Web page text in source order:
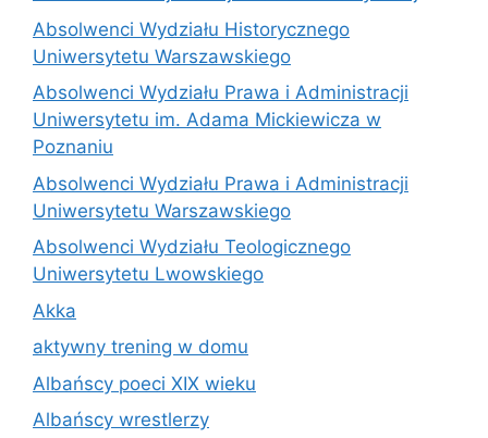
Absolwenci Wydziału Historycznego
Uniwersytetu Warszawskiego
Absolwenci Wydziału Prawa i Administracji
Uniwersytetu im. Adama Mickiewicza w
Poznaniu
Absolwenci Wydziału Prawa i Administracji
Uniwersytetu Warszawskiego
Absolwenci Wydziału Teologicznego
Uniwersytetu Lwowskiego
Akka
aktywny trening w domu
Albańscy poeci XIX wieku
Albańscy wrestlerzy